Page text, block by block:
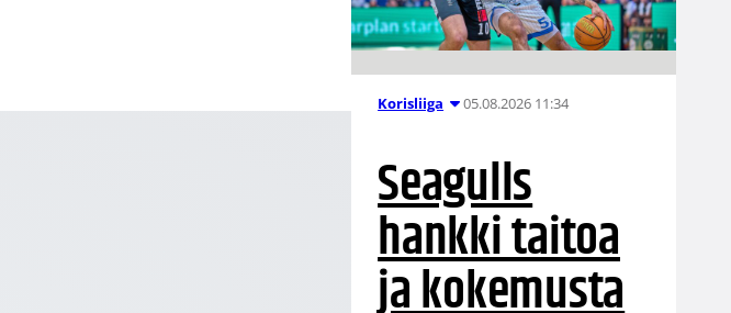
Korisliiga 05.08.2026 11:34
Seagulls
hankki taitoa
ja kokemusta